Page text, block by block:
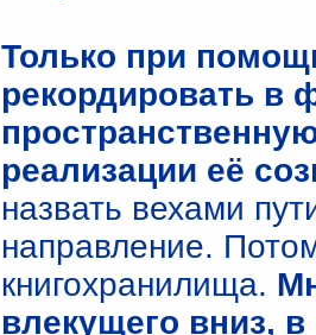
Только при
рекордировать в
реализации её
назвать вехами
направление.
книгохранилища.
влекущего вниз, в